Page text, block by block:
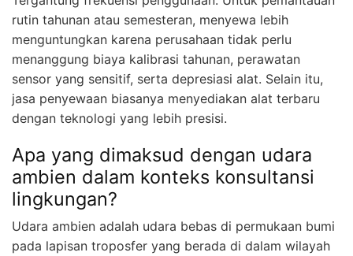
rutin tahunan atau semesteran, menyewa lebih
menguntungkan karena perusahaan tidak perlu
menanggung biaya kalibrasi tahunan, perawatan
sensor yang sensitif, serta depresiasi alat. Selain itu,
jasa penyewaan biasanya menyediakan alat terbaru
dengan teknologi yang lebih presisi.
Apa yang dimaksud dengan udara
ambien dalam konteks konsultansi
lingkungan?
Udara ambien adalah udara bebas di permukaan bumi
pada lapisan troposfer yang berada di dalam wilayah